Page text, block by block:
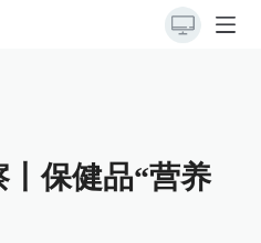
保健品“营养